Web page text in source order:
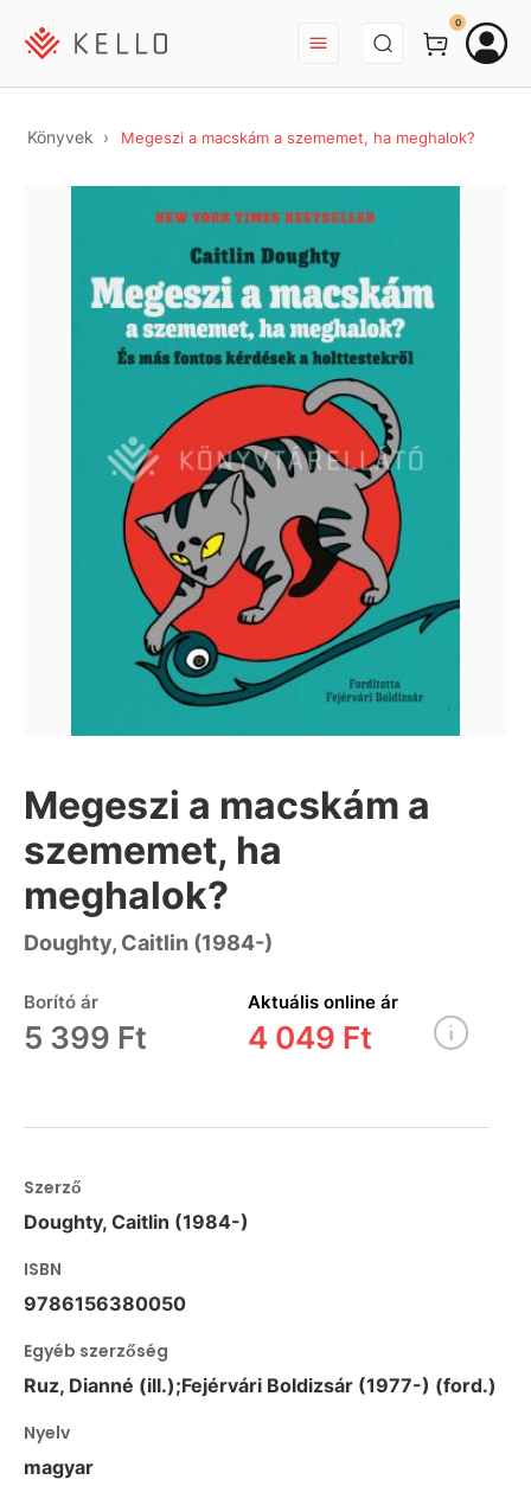
BEJELENTKEZÉS
0
Könyvek Megeszi a macskám a szememet, ha meghalok?
Megeszi a macskám a
szememet, ha
meghalok?
Doughty, Caitlin (1984-)
Borító ár
5 399 Ft
Aktuális online ár
4 049 Ft
Szerző
Doughty, Caitlin (1984-)
ISBN
9786156380050
Egyéb szerzőség
Ruz, Dianné (ill.);Fejérvári Boldizsár (1977-) (ford.)
Nyelv
magyar